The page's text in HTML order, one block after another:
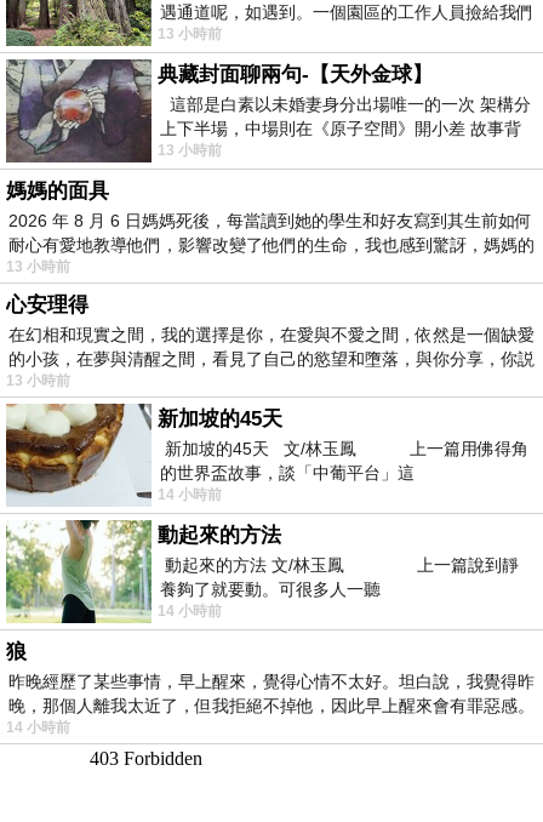
遇通道呢，如遇到。一個園區的工作人員撿給我們
細賞。
13 小時前
典藏封面聊兩句-【天外金球】
這部是白素以未婚妻身分出場唯一的一次 架構分
上下半場，中場則在《原子空間》開小差 故事背
景影射西藏境外流亡 地下組織
13 小時前
媽媽的面具
2026 年 8 月 6 日媽媽死後，每當讀到她的學生和好友寫到其生前如何
耐心有愛地教導他們，影響改變了他們的生命，我也感到驚訝，媽媽的
13 小時前
心安理得
在幻相和現實之間，我的選擇是你，在愛與不愛之間，依然是一個缺愛
的小孩，在夢與清醒之間，看見了自己的慾望和墮落，與你分享，你説
13 小時前
新加坡的45天
新加坡的45天 文/林玉鳳 上一篇用佛得角
的世界盃故事，談「中葡平台」這
14 小時前
動起來的方法
動起來的方法 文/林玉鳳 上一篇說到靜
養夠了就要動。可很多人一聽
14 小時前
狼
昨晚經歷了某些事情，早上醒來，覺得心情不太好。坦白說，我覺得昨
晚，那個人離我太近了，但我拒絕不掉他，因此早上醒來會有罪惡感。
14 小時前